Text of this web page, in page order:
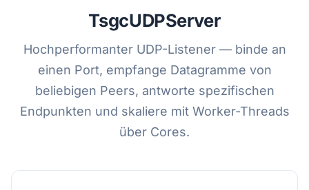
TsgcUDPServer
Hochperformanter UDP-Listener — binde an
einen Port, empfange Datagramme von
beliebigen Peers, antworte spezifischen
Endpunkten und skaliere mit Worker-Threads
über Cores.